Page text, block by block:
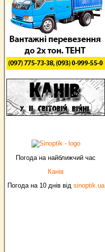
Погода на найближчий час
Канів
Погода на 10 днів від sinoptik.ua